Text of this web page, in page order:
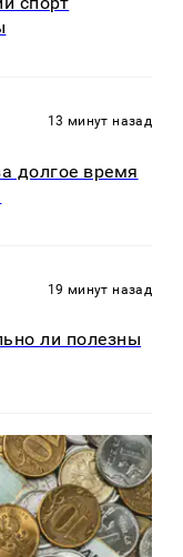
13 минут назад
долгое время
19 минут назад
ли полезны